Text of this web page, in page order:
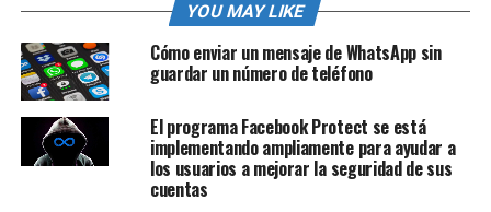
YOU MAY LIKE
Cómo enviar un mensaje de WhatsApp sin
guardar un número de teléfono
El programa Facebook Protect se está
implementando ampliamente para ayudar a
los usuarios a mejorar la seguridad de sus
cuentas